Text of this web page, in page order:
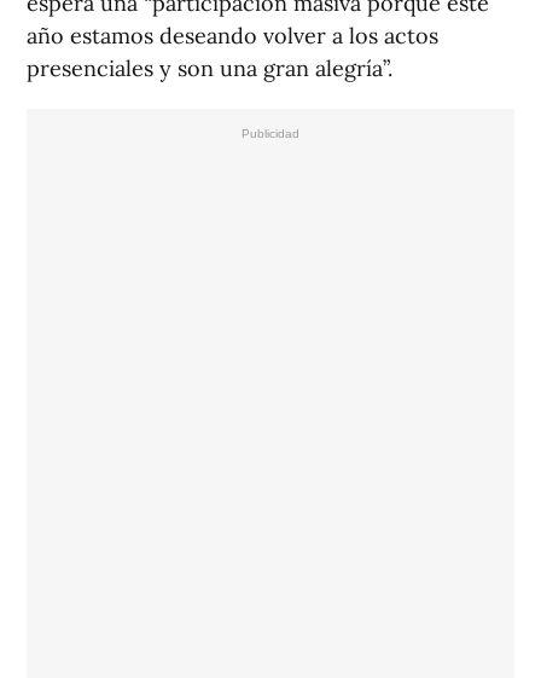
año estamos deseando volver a los actos
presenciales y son una gran alegría”.